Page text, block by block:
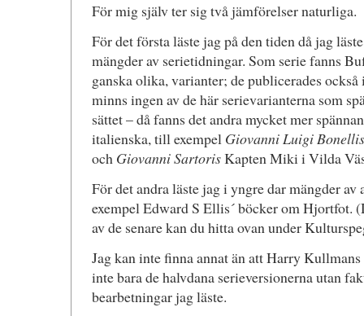
För mig själv ter sig två jämförelser naturliga.
För det första läste jag på den tiden då jag
mängder av serietidningar. Som serie fanns
ganska olika, varianter; de publicerades
minns ingen av de här serievarianterna som
sättet – då fanns det andra mycket mer
italienska, till exempel Giovanni Luigi Bonellis
och Giovanni SartorisKapten Miki i Vilda
För det andra läste jag i yngre dar mängder
exempel Edward S Ellis´ böcker om Hjortfot.
av de senare kan du hitta ovan under
Jag kan inte finna annat än att Harry
inte bara de halvdana serieversionerna utan
bearbetningar jag läste.